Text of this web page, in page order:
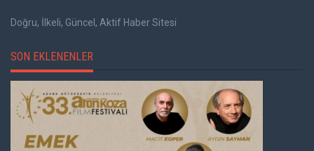
Doğru, İlkeli, Güncel, Aktif Haber Sitesi
SON EKLENENLER